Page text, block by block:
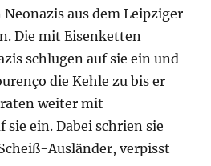
Neonazis aus dem Leipziger
Die mit Eisenketten
schlugen auf sie ein und
die Kehle zu bis er
weiter mit
ein. Dabei schrien sie
Ausländer, verpisst